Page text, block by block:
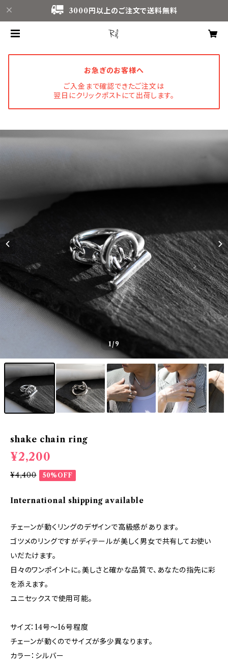
3000円以上のご注文で送料無料
お急ぎのお客様へ
ご入金まで確認できたご注文は
翌日にクリックポストにて出荷します。
1/9
shake chain ring
¥2,200
¥4,400 50%OFF
International shipping available
チェーンが動くリングのデザインで高級感があります。
ゴツメのリングですがディテールが美しく男女で共有してお使い
いだたけます。
日々のワンポイントに。美しさと確かな品質で、あなたの指先に彩
を添えます。
ユニセックスで使用可能。
サイズ：14号〜16号程度
チェーンが動くのでサイズが多少異なります。
カラー：シルバー